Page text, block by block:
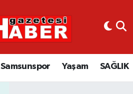
Samsunspor Yaşam SAĞLIK